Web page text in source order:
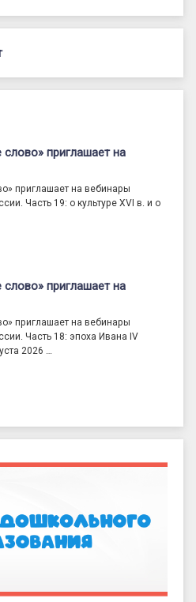
слово» приглашает на
приглашает на вебинары
Часть 19: о культуре XVI в. и о
слово» приглашает на
приглашает на вебинары
Часть 18: эпоха Ивана IV
2026 …